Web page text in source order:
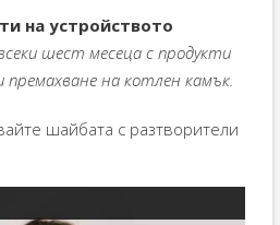
на устройството
шест месеца с продукти
премахване на котлен камък.
шайбата с разтворители